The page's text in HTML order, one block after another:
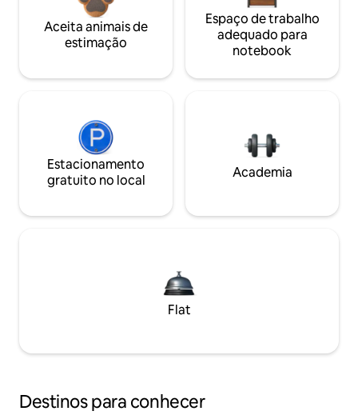
Aceita animais de
estimação
Espaço de trabalho
adequado para
notebook
Estacionamento
gratuito no local
Academia
Flat
Destinos para conhecer